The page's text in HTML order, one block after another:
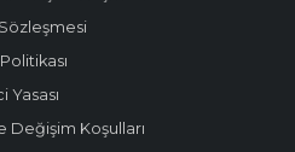
Yasası
Değişim Koşulları